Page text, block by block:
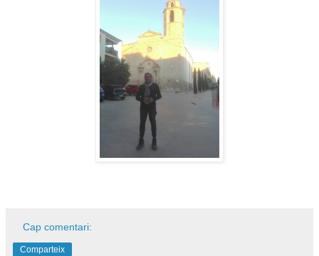
Cap comentari:
Comparteix